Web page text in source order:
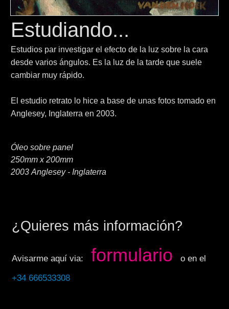
Estudiando...
Estudios par investigar el efecto de la luz sobre la cara
desde varios ángulos. Es la luz de la tarde que suele
cambiar muy rápido.
El estudio retrato lo hice a base de unas fotos tomado en
Anglesey, Inglaterra en 2003.
Óleo sobre panel
250mm x 200mm
2003 Anglesey - Inglaterra
¿Quieres más información?
Avisarme aquí via: formulario
o en el
+34 666533308